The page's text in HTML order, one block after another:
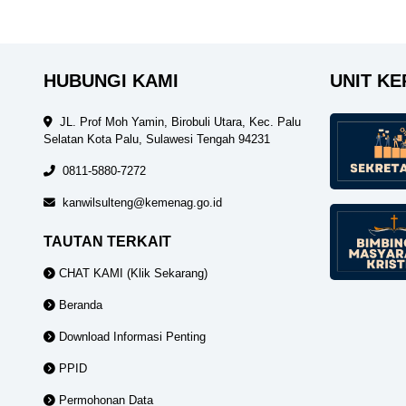
HUBUNGI KAMI
JL. Prof Moh Yamin, Birobuli Utara, Kec. Palu
Selatan Kota Palu, Sulawesi Tengah 94231
0811-5880-7272
kanwilsulteng@kemenag.go.id
TAUTAN TERKAIT
CHAT KAMI (Klik Sekarang)
Beranda
Download Informasi Penting
PPID
Permohonan Data
UNIT